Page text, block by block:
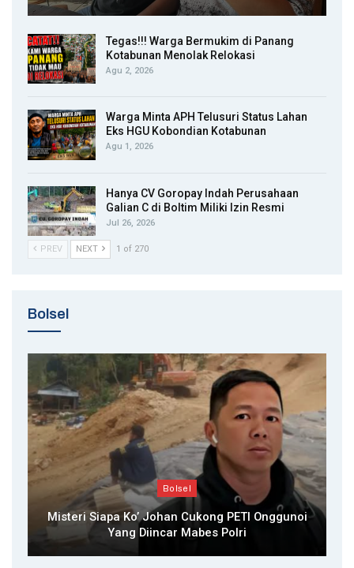
Tegas!!! Warga Bermukim di Panang
Kotabunan Menolak Relokasi
Agu 2, 2026
Warga Minta APH Telusuri Status Lahan
Eks HGU Kobondian Kotabunan
Agu 1, 2026
Hanya CV Goropay Indah Perusahaan
Galian C di Boltim Miliki Izin Resmi
Jul 26, 2026
PREV NEXT 1 of 270
Bolsel
Bolsel
Misteri Siapa Ko’ Johan Cukong PETI Onggunoi
Yang Diincar Mabes Polri